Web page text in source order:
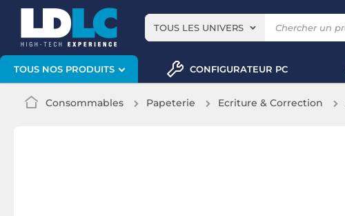
TOUS LES UNIVERS
TOUS NOS PRODUITS CONFIGURATEUR PC
Consommables Papeterie Ecriture & Correction